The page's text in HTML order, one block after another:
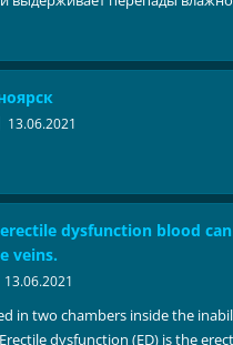
13.06.2021
dysfunction blood
veins.
13.06.2021
in two chambers inside the
dysfunction (ED) is the